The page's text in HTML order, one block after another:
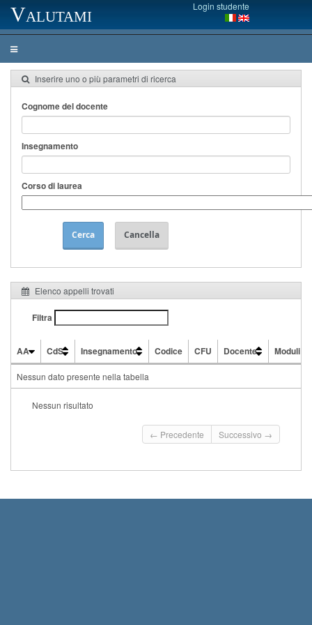
Valutami Login studente
Inserire uno o più parametri di ricerca
Cognome del docente
Insegnamento
Corso di laurea
Cerca Cancella
Elenco appelli trovati
Filtra
AA CdS Insegnamento Codice CFU Docente
Moduli
Nessun dato presente nella tabella
Nessun risultato
← Precedente Successivo →